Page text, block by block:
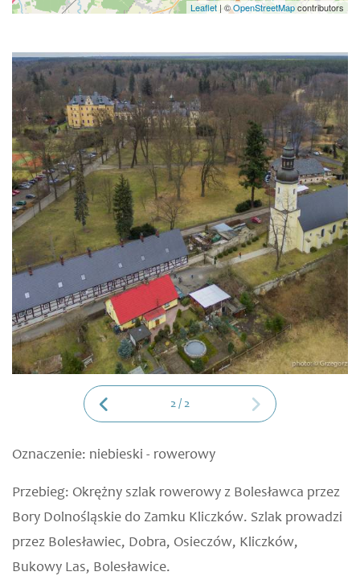
Leaflet | ©OpenStreetMapcontributors
2/2
Oznaczenie: niebieski - rowerowy
Przebieg: Okrężny szlak rowerowy z Bolesławca przez
Bory Dolnośląskie do Zamku Kliczków. Szlak prowadzi
przez Bolesławiec, Dobra, Osieczów, Kliczków,
Bukowy Las, Bolesławice.